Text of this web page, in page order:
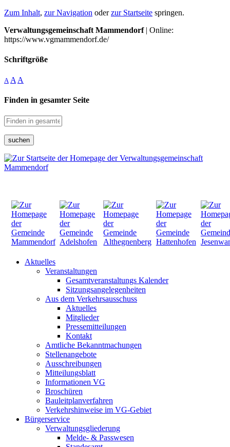
Zum Inhalt, zur Navigation oderzur Startseite springen.
Verwaltungsgemeinschaft Mammendorf| Online:
https://www.vgmammendorf.de/
Schriftgröße
A A A
Finden in gesamter Seite
suchen
Aktuelles
Veranstaltungen
Gesamtveranstaltungs Kalender
Sitzungsangelegenheiten
Aus dem Verkehrsausschuss
Aktuelles
Mitglieder
Pressemitteilungen
Kontakt
Amtliche Bekanntmachungen
Stellenangebote
Ausschreibungen
Mitteilungsblatt
Informationen VG
Broschüren
Bauleitplanverfahren
Verkehrshinweise im VG-Gebiet
Bürgerservice
Verwaltungsgliederung
Melde- & Passwesen